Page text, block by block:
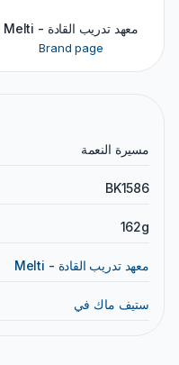
Melti - معهد تدريب القادة
Brand page
مسيرة النعمة
BK1586
162g
Melti - معهد تدريب القادة
ستيف ماك في